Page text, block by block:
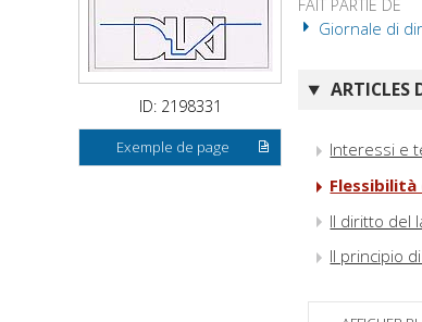
ID: 2198331
Exemple de page
FAIT PARTIE DE
Giornale di
ARTICLES
Interessi e
Il diritto del
Il principio